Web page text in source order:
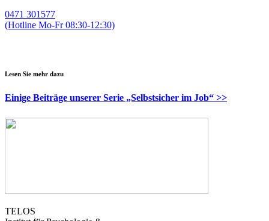
0471 301577
(Hotline Mo-Fr 08:30-12:30)
Lesen Sie mehr dazu
Einige Beiträge unserer Serie „Selbstsicher im Job“ >>
TELOS